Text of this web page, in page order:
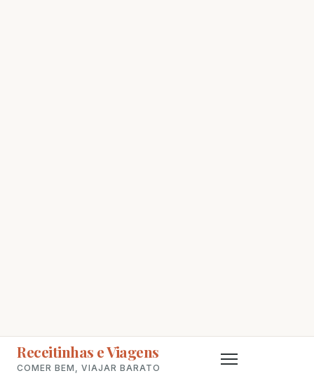
Receitinhas e Viagens
COMER BEM, VIAJAR BARATO